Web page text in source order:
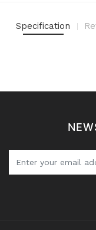
Specification